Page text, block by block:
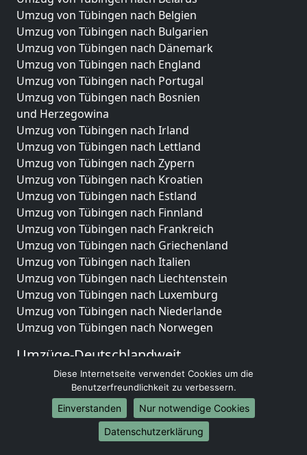
Umzug von Tübingen nach Belgien
Umzug von Tübingen nach Bulgarien
Umzug von Tübingen nach Dänemark
Umzug von Tübingen nach England
Umzug von Tübingen nach Portugal
Umzug von Tübingen nach Bosnien
und Herzegowina
Umzug von Tübingen nach Irland
Umzug von Tübingen nach Lettland
Umzug von Tübingen nach Zypern
Umzug von Tübingen nach Kroatien
Umzug von Tübingen nach Estland
Umzug von Tübingen nach Finnland
Umzug von Tübingen nach Frankreich
Umzug von Tübingen nach Griechenland
Umzug von Tübingen nach Italien
Umzug von Tübingen nach Liechtenstein
Umzug von Tübingen nach Luxemburg
Umzug von Tübingen nach Niederlande
Umzug von Tübingen nach Norwegen
Umzüge-Deutschlandweit
Umzug von Tübingen nach Berlin
Umzug von Tübingen nach Hamburg
Umzug von Tübingen nach München
Umzug von Tübingen nach Köln
Umzug von Tübingen nach Frankfurt am Main
Diese Internetseite verwendet Cookies um die
Benutzerfreundlichkeit zu verbessern.
Einverstanden
Nur notwendige Cookies
Datenschutzerklärung